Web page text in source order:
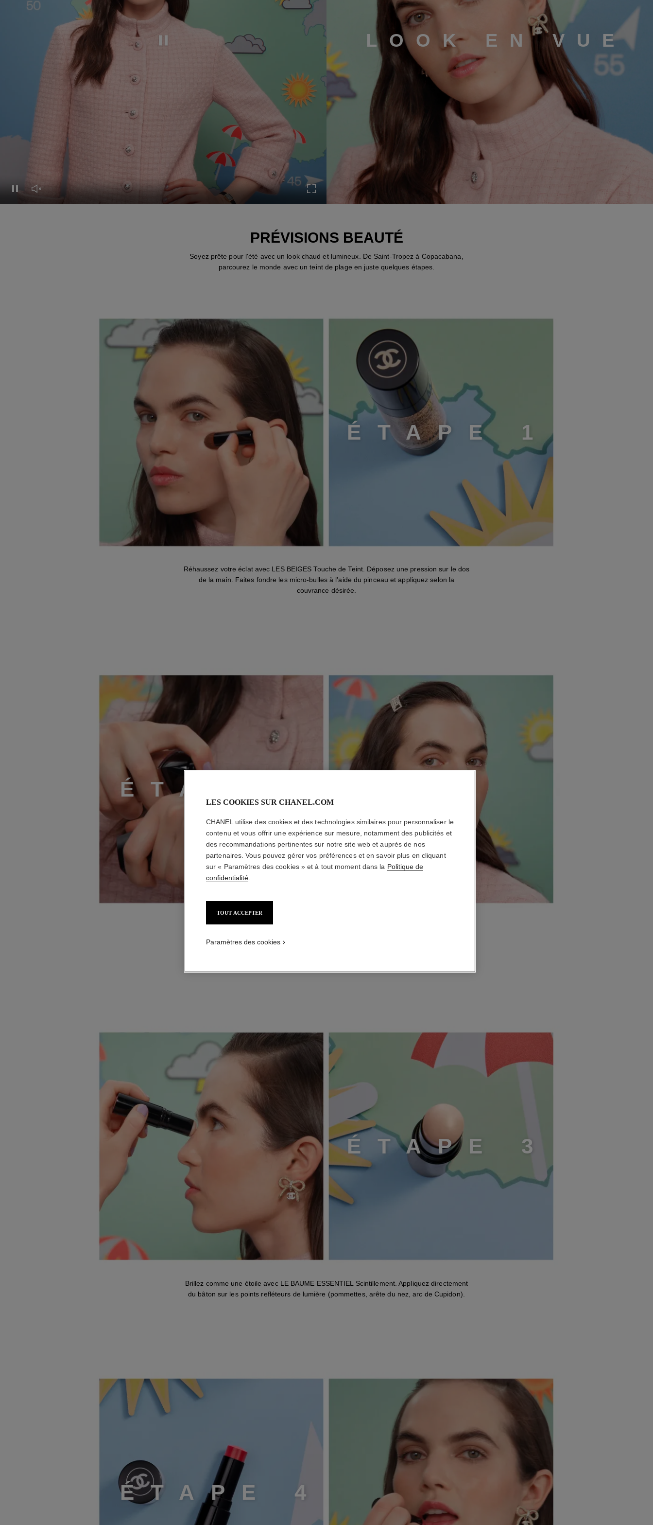
Mettre cette vidéo en pause
Mettre cette vidéo en pause
Réactiver le son de cette vidéo Activer le mode plein écran
LOOK EN VUE
PRÉVISIONS BEAUTÉ
Soyez prête pour l'été avec un look chaud et lumineux. De Saint-Tropez à Copacabana,
parcourez le monde avec un teint de plage en juste quelques étapes.
ÉTAP E 1
Réhaussez votre éclat avec LES BEIGES Touche de Teint. Déposez une pression sur le dos
de la main. Faites fondre les micro-bulles à l'aide du pinceau et appliquez selon la
couvrance désirée.
É TA
Faites des vagues avec LES BEIGES Eau de Blush. Déposez une noisette sur le dos de la
ÉTAP E 3
Brillez comme une étoile avec LE BAUME ESSENTIEL Scintillement. Appliquez directement
du bâton sur les points refléteurs de lumière (pommettes, arête du nez, arc de Cupidon).
ÉT AP E 4
LES COOKIES SUR CHANEL.COM
CHANEL utilise des cookies et des technologies similaires pour personnaliser le
contenu et vous offrir une expérience sur mesure, notamment des publicités et
des recommandations pertinentes sur notre site web et auprès de nos
partenaires. Vous pouvez gérer vos préférences et en savoir plus en cliquant
sur « Paramètres des cookies » et à tout moment dans la Politique de
confidentialité
TOUT ACCEPTER
Paramètres des cookies